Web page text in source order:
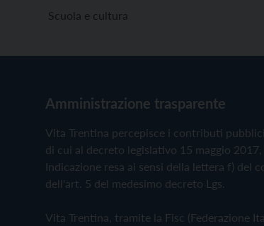
Scuola e cultura
Amministrazione trasparente
Vita Trentina percepisce i contributi
di cui al decreto legislativo 15 maggio 2017,
Indicazione resa ai sensi della lettera f) del
dell'art. 5 del medesimo decreto Lgs.
Vita Trentina, tramite la Fisc (Federazione